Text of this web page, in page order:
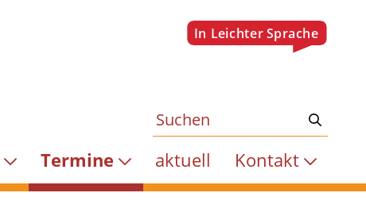
Termine aktuell Kontakt